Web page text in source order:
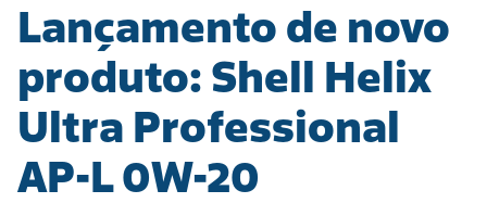
Lançamento de novo
produto: Shell Helix
Ultra Professional
AP-L 0W-20